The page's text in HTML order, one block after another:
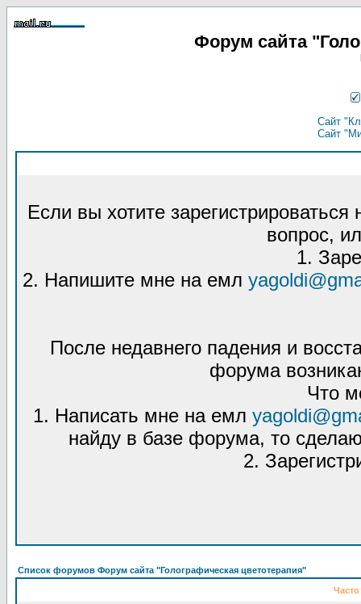
Форум сайта
Сайт
Сайт
Если вы хотите
вопрос,
1.
2. Напишите мне на емл
После недавнего падения и
форума
Что
1. Написать мне на емл
найду в базе форума, то
2.
Список форумов Форум сайта "Голографическая цветотерапия"